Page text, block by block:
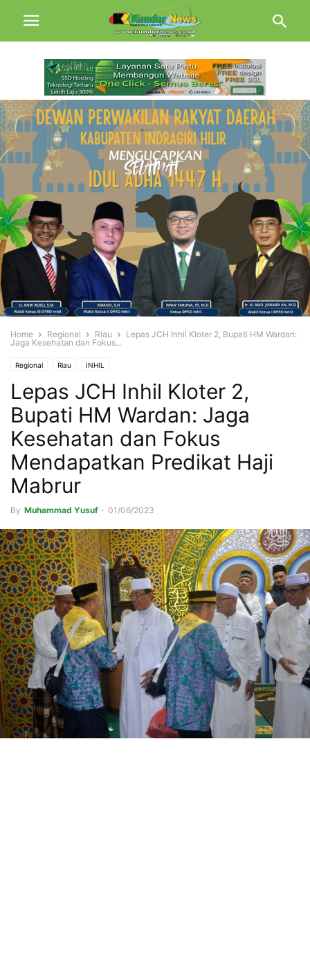
Home Regional Riau
Lepas JCH Inhil Kloter 2, Bupati HM Wardan:
Jaga Kesehatan dan Fokus...
Regional Riau INHIL
Lepas JCH Inhil Kloter 2,
Bupati HM Wardan: Jaga
Kesehatan dan Fokus
Mendapatkan Predikat Haji
Mabrur
By Muhammad Yusuf - 01/06/2023